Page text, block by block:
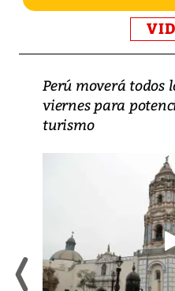
Perú moverá todos
viernes para
turismo